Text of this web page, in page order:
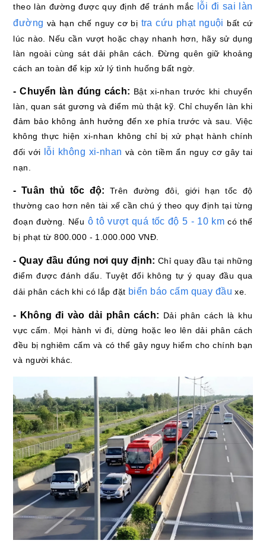
theo làn đường được quy định để tránh mắc
lỗi đi sai làn
đường và hạn chế nguy cơ bị tra cứu phạt nguội bất cứ
lúc nào. Nếu cần vượt hoặc chạy nhanh hơn, hãy sử dụng
làn ngoài cùng sát dải phân cách. Đừng quên giữ khoảng
cách an toàn để kịp xử lý tình huống bất ngờ.
- Chuyển làn đúng cách: Bật xi-nhan trước khi chuyển
làn, quan sát gương và điểm mù thật kỹ. Chỉ chuyển làn khi
đảm bảo không ảnh hưởng đến xe phía trước và sau. Việc
không thực hiện xi-nhan không chỉ bị xử phạt hành chính
đối với
lỗi không xi-nhan và còn tiềm ẩn nguy cơ gây tai
nạn.
- Tuân thủ tốc độ:Trên đường đôi, giới hạn tốc độ
thường cao hơn nên tài xế cần chú ý theo quy định tại từng
đoạn đường. Nếu ô tô vượt quá tốc độ 5 - 10 km có thể
bị phạt từ 800.000 - 1.000.000 VNĐ.
- Quay đầu đúng nơi quy định: Chỉ quay đầu tại những
điểm được đánh dấu. Tuyệt đối không tự ý quay đầu qua
dải phân cách khi có lắp đặt biển báo cấm quay đầuxe.
- Không đi vào dải phân cách: Dải phân cách là khu
vực cấm. Mọi hành vi đi, dừng hoặc leo lên dải phân cách
đều bị nghiêm cấm và có thể gây nguy hiểm cho chính bạn
và người khác.